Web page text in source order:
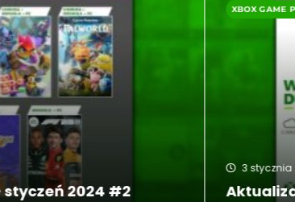
w Xbox Game Pass – styczeń 2024